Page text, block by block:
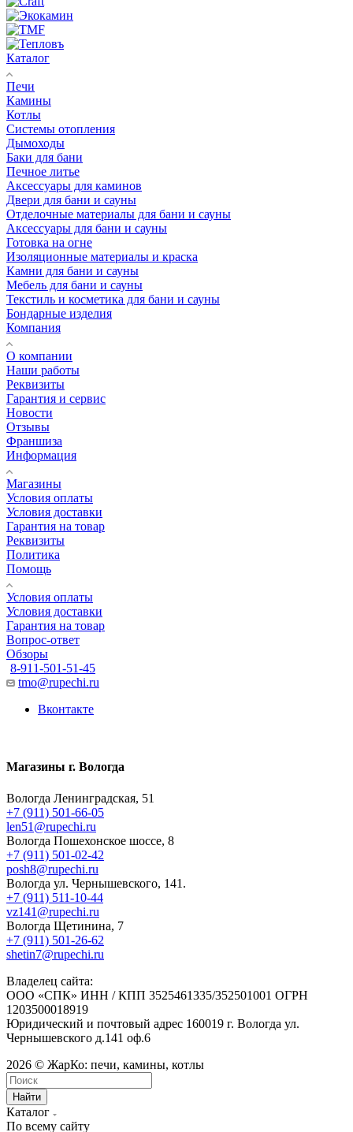
Каталог
Печи
Камины
Котлы
Системы отопления
Дымоходы
Баки для бани
Печное литье
Аксессуары для каминов
Двери для бани и сауны
Отделочные материалы для бани и сауны
Аксессуары для бани и сауны
Готовка на огне
Изоляционные материалы и краска
Камни для бани и сауны
Мебель для бани и сауны
Текстиль и косметика для бани и сауны
Бондарные изделия
Компания
О компании
Наши работы
Реквизиты
Гарантия и сервис
Новости
Отзывы
Франшиза
Информация
Магазины
Условия оплаты
Условия доставки
Гарантия на товар
Реквизиты
Политика
Помощь
Условия оплаты
Условия доставки
Гарантия на товар
Вопрос-ответ
Обзоры
8-911-501-51-45
tmo@rupechi.ru
Вконтакте
Магазины г. Вологда
Вологда Ленинградская, 51
+7 (911) 501-66-05
len51@rupechi.ru
Вологда Пошехонское шоссе, 8
+7 (911) 501-02-42
posh8@rupechi.ru
Вологда ул. Чернышевского, 141.
+7 (911) 511-10-44
vz141@rupechi.ru
Вологда Щетинина, 7
+7 (911) 501-26-62
shetin7@rupechi.ru
Владелец сайта:
ООО «СПК» ИНН / КПП 3525461335/352501001 ОГРН
1203500018919
Юридический и почтовый адрес 160019 г. Вологда ул.
Чернышевского д.141 оф.6
2026 © ЖарКо: печи, камины, котлы
Найти
Каталог
По всему сайту